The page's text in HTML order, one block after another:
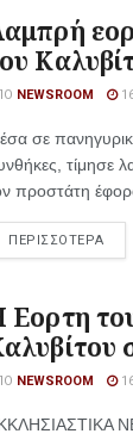
NEWSROOM
σε
τίμησε
προστάτη
ΠΕΡΙΣΣΟΤΕΡΑ
Εορτη
NEWSROOM